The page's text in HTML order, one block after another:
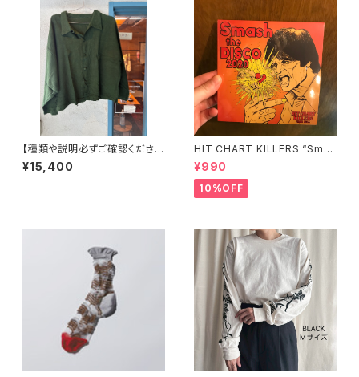
【種類や説明必ずご確認くださ
い。】ヂェン先生の日常着 長袖
くるみボタンブラウス
¥15,400
HIT CHART KILLERS “Smas
h the DISCO2020” CD
¥990
10%OFF